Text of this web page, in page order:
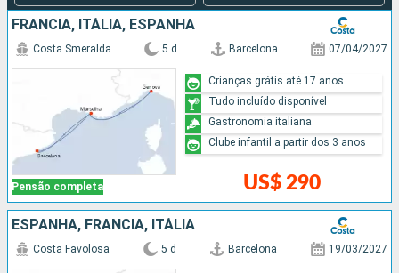
FRANCIA, ITÁLIA, ESPANHA
Pensão completa
Costa Smeralda 5 d Barcelona 07/04/2027
US$ 290
Crianças grátis até 17 anos
Tudo incluído disponível
Gastronomia italiana
Clube infantil a partir dos 3 anos
ESPANHA, FRANCIA, ITÁLIA
Costa Favolosa 5 d Barcelona 19/03/2027